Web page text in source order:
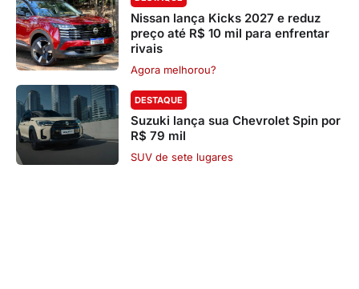
Nissan lança Kicks 2027 e reduz
preço até R$ 10 mil para enfrentar
rivais
Agora melhorou?
DESTAQUE
Suzuki lança sua Chevrolet Spin por
R$ 79 mil
SUV de sete lugares